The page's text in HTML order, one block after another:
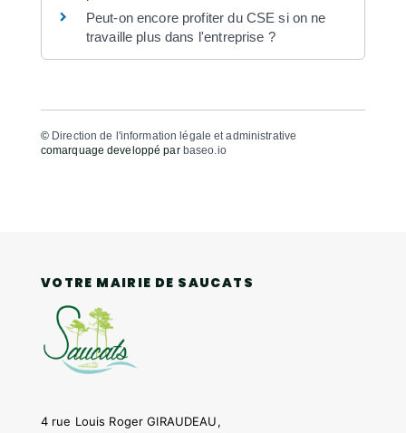
Peut-on encore profiter du CSE si on ne
travaille plus dans l'entreprise ?
© Direction de l'information légale et administrative
comarquage developpé par baseo.io
VOTRE MAIRIE DE SAUCATS
4 rue Louis Roger GIRAUDEAU,